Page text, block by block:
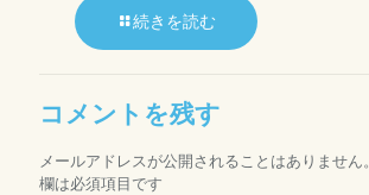
続きを読む
コメントを残す
メールアドレスが公開されることはありません。
欄は必須項目です